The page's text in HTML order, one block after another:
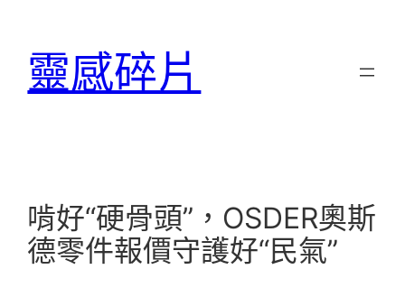
靈感碎片
啃好“硬骨頭”，OSDER奧斯
德零件報價守護好“民氣”